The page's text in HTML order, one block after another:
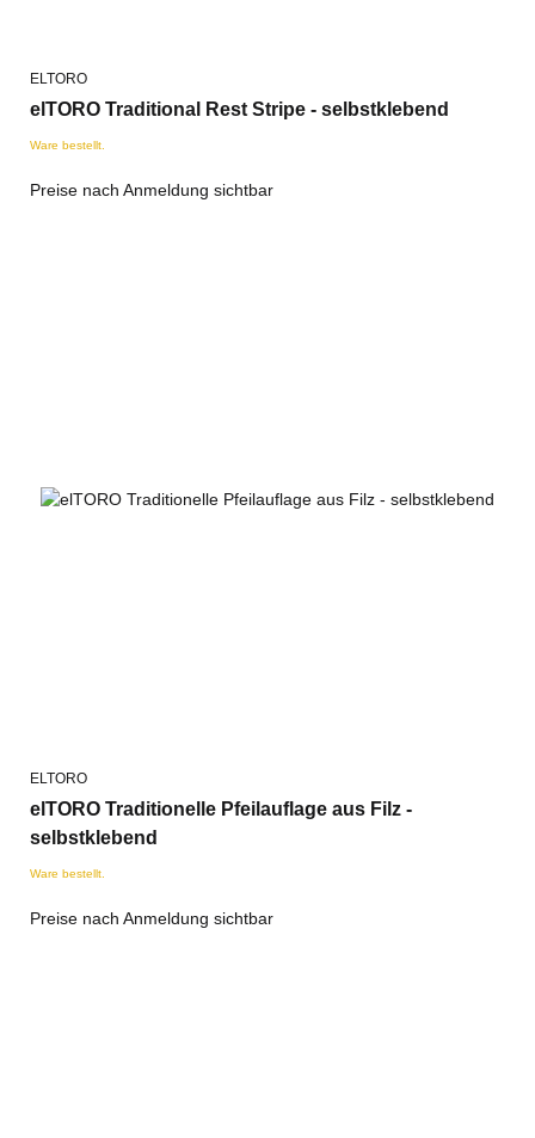
ELTORO
elTORO Traditional Rest Stripe - selbstklebend
Ware bestellt.
Preise nach Anmeldung sichtbar
ELTORO
elTORO Traditionelle Pfeilauflage aus Filz -
selbstklebend
Ware bestellt.
Preise nach Anmeldung sichtbar